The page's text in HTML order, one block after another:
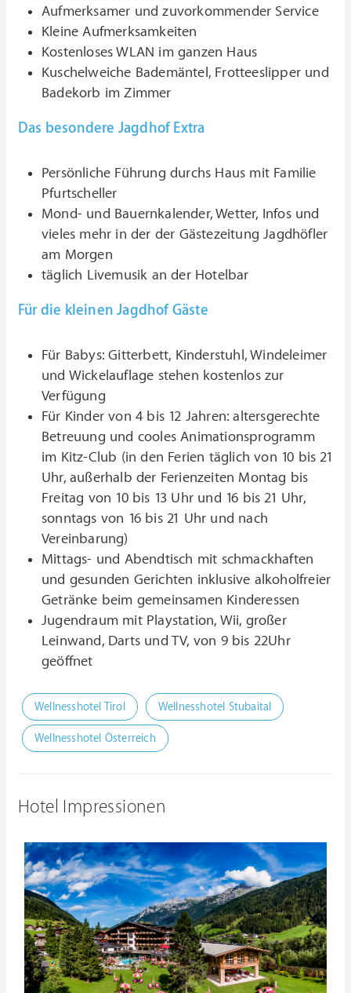
Aufmerksamer und zuvorkommender Service
Kleine Aufmerksamkeiten
Kostenloses WLAN im ganzen Haus
Kuschelweiche Bademäntel, Frotteeslipper und
Badekorb im Zimmer
Das besondere Jagdhof Extra
Persönliche Führung durchs Haus mit Familie
Pfurtscheller
Mond- und Bauernkalender, Wetter, Infos und
vieles mehr in der der Gästezeitung Jagdhöfler
am Morgen
täglich Livemusik an der Hotelbar
Für die kleinen Jagdhof Gäste
Für Babys: Gitterbett, Kinderstuhl, Windeleimer
und Wickelauflage stehen kostenlos zur
Verfügung
Für Kinder von 4 bis 12 Jahren: altersgerechte
Betreuung und cooles Animationsprogramm
im Kitz-Club (in den Ferien täglich von 10 bis 21
Uhr, außerhalb der Ferienzeiten Montag bis
Freitag von 10 bis 13 Uhr und 16 bis 21 Uhr,
sonntags von 16 bis 21 Uhr und nach
Vereinbarung)
Mittags- und Abendtisch mit schmackhaften
und gesunden Gerichten inklusive alkoholfreier
Getränke beim gemeinsamen Kinderessen
Jugendraum mit Playstation, Wii, großer
Leinwand, Darts und TV, von 9 bis 22Uhr
geöffnet
Wellnesshotel Tirol Wellnesshotel Stubaital
Wellnesshotel Österreich
Hotel Impressionen